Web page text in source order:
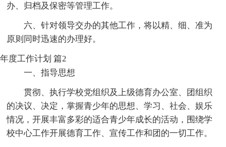
办、归档及保密等管理工作。
六、针对领导交办的其他工作，将以精、细、准为
原则同时迅速的办理好。
年度工作计划 篇2
一、指导思想
贯彻、执行学校党组织及上级德育办公室、团组织
的决议、决定，掌握青少年的思想、学习、社会、娱乐
情况，开展丰富多彩的适合青少年成长的活动，围绕学
校中心工作开展德育工作、宣传工作和团的一切工作。